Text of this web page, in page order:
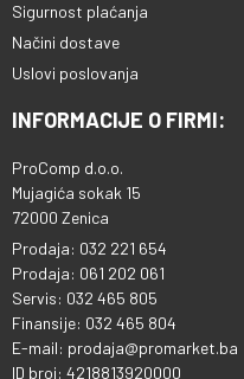
Sigurnost plaćanja
Načini dostave
Uslovi poslovanja
INFORMACIJE O FIRMI:
ProComp d.o.o.
Mujagića sokak 15
72000 Zenica
Prodaja: 032 221 654
Prodaja: 061 202 061
Servis: 032 465 805
Finansije: 032 465 804
E-mail: prodaja@promarket.ba
ID broj: 4218813920000